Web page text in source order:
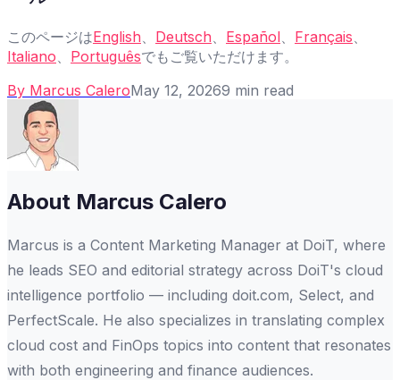
このページはEnglish Deutsch Español Français
Italiano
Portuguêsでもご覧いただけます。
By Marcus CaleroMay 12, 20269 min read
About Marcus Calero
Marcus is a Content Marketing Manager at DoiT, where
he leads SEO and editorial strategy across DoiT's cloud
intelligence portfolio — including doit.com, Select, and
PerfectScale. He also specializes in translating complex
cloud cost and FinOps topics into content that resonates
with both engineering and finance audiences.